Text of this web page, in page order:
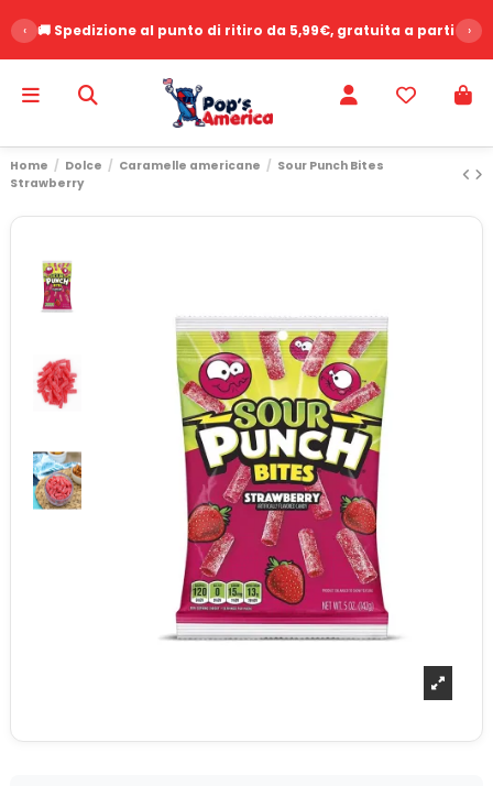
‹ 🚚 Spedizione al punto di ritiro da 5,99€, gratuita a partire›
Home Dolce Caramelle americane
Sour Punch Bites
Strawberry